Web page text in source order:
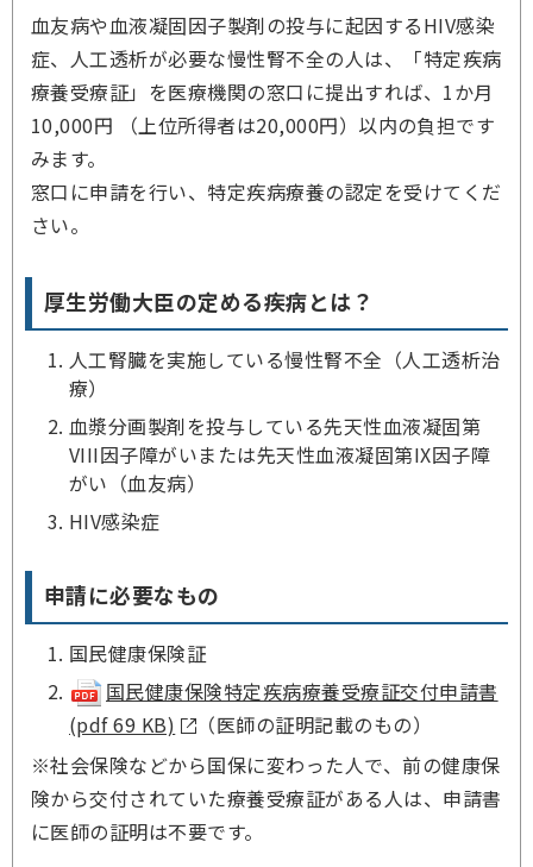
血友病や血液凝固因子製剤の投与に起因するHIV感染
症、人工透析が必要な慢性腎不全の人は、「特定疾病
療養受療証」を医療機関の窓口に提出すれば、1か月
10,000円 （上位所得者は20,000円）以内の負担です
みます。
窓口に申請を行い、特定疾病療養の認定を受けてくだ
さい。
厚生労働大臣の定める疾病とは？
人工腎臓を実施している慢性腎不全（人工透析治
療）
血漿分画製剤を投与している先天性血液凝固第
VIII因子障がいまたは先天性血液凝固第IX因子障
がい（血友病）
HIV感染症
申請に必要なもの
国民健康保険証
国民健康保険特定疾病療養受療証交付申請書
(pdf 69 KB)
（医師の証明記載のもの）
※社会保険などから国保に変わった人で、前の健康保
険から交付されていた療養受療証がある人は、申請書
に医師の証明は不要です。